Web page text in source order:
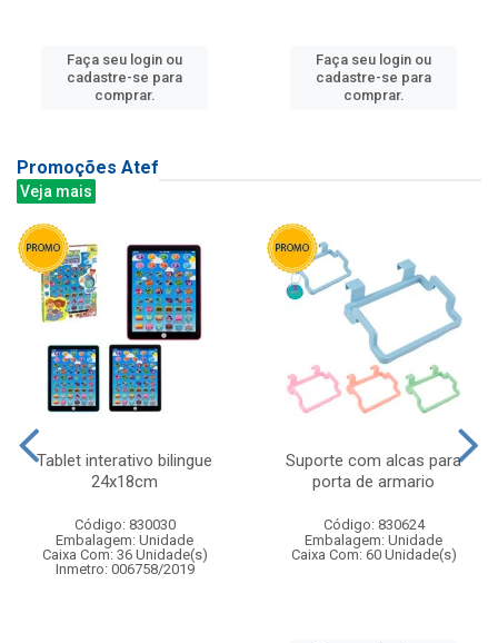
Faça seu login ou
cadastre-se para
comprar.
Faça seu login ou
cadastre-se para
comprar.
Promoções Atef
Veja mais
Tablet interativo bilingue
24x18cm
Código: 830030
Embalagem: Unidade
Caixa Com: 36 Unidade(s)
Inmetro: 006758/2019
Suporte com alcas para
porta de armario
Código: 830624
Embalagem: Unidade
Caixa Com: 60 Unidade(s)